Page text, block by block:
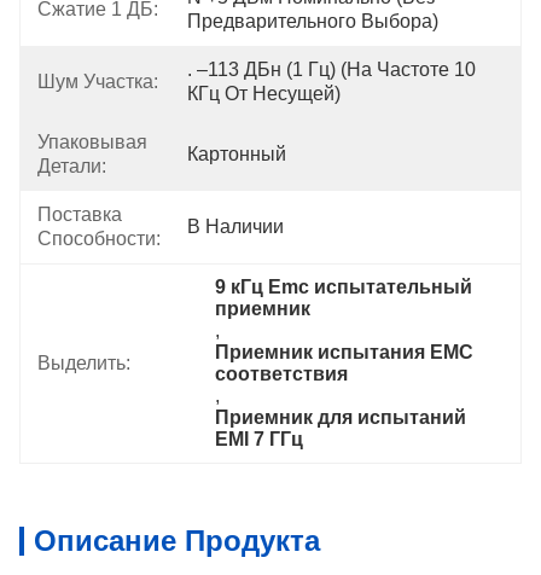
Сжатие 1 ДБ:
Предварительного Выбора)
Шум Участка:
. –113 ДБн (1 Гц) (на Частоте 10
КГц От Несущей)
Упаковывая
Детали:
Картонный
Поставка
Способности:
В Наличии
Выделить:
9 кГц Emc испытательный
приемник
,
Приемник испытания EMC
соответствия
,
Приемник для испытаний
EMI 7 ГГц
Описание Продукта